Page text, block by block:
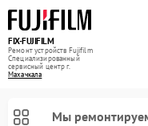
FIX-FUJIFILM
Ремонт устройств Fujifilm
Специализированный
cервисный центр г.
Махачкала
Мы